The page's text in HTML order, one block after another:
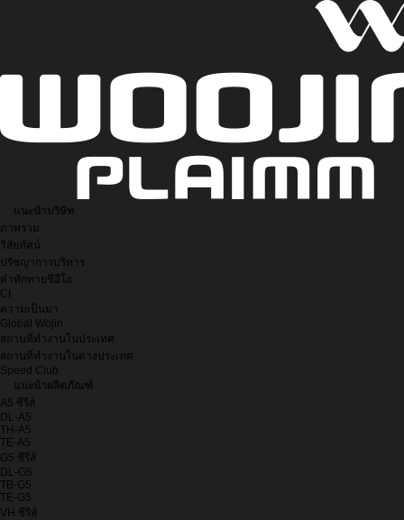
แนะนำบริษัท
ภาพรวม
วิสัยทัศน์
ปรัชญาการบริหาร
คำทักทายซีอีโอ
CI
ความเป็นมา
Global Wojin
สถานที่ทำงานในประเทศ
สถานที่ทำงานในต่างประเทศ
Speed Club
แนะนำผลิตภัณฑ์
A5 ซีรีส์
DL-A5
TH-A5
TE-A5
G5 ซีรีส์
DL-G5
TB-G5
TE-G5
VH ซีรีส์